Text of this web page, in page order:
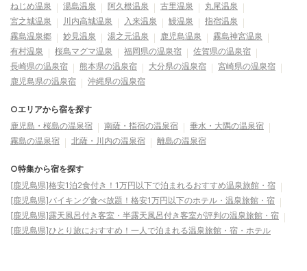
ねじめ温泉
湯島温泉 阿久根温泉 古里温泉
丸尾温泉
宮之城温泉
川内高城温泉 入来温泉 鰻温泉
指宿温泉
霧島温泉郷
妙見温泉 湯之元温泉 鹿児島温泉
霧島神宮温泉
有村温泉
桜島マグマ温泉 福岡県の温泉宿
佐賀県の温泉宿
長崎県の温泉宿
熊本県の温泉宿 大分県の温泉宿
宮崎県の温泉宿
鹿児島県の温泉宿
沖縄県の温泉宿
○エリアから宿を探す
鹿児島・桜島の温泉宿
南薩・指宿の温泉宿
垂水・大隅の温泉宿
霧島の温泉宿
北薩・川内の温泉宿 離島の温泉宿
○特集から宿を探す
[鹿児島県]格安1泊2食付き！1万円以下で泊まれるおすすめ温泉旅館・宿
[鹿児島県]バイキング食べ放題！格安1万円以下のホテル・温泉旅館・宿
[鹿児島県]露天風呂付き客室・半露天風呂付き客室が評判の温泉旅館・宿
[鹿児島県]ひとり旅におすすめ！一人で泊まれる温泉旅館・宿・ホテル